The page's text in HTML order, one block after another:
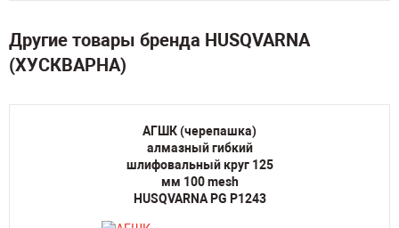
Другие товары бренда HUSQVARNA
(ХУСКВАРНА)
АГШК (черепашка)
алмазный гибкий
шлифовальный круг 125
мм 100 mesh
HUSQVARNA PG P1243